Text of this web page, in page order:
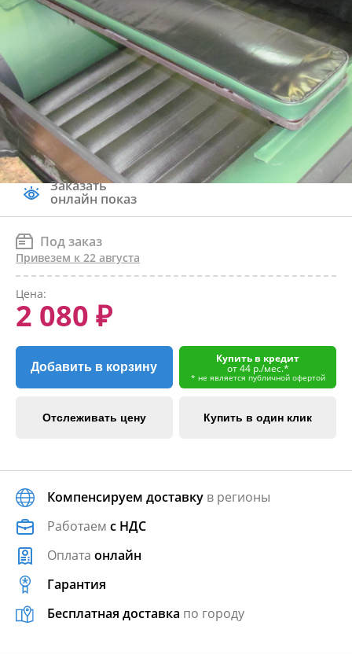
Заказать
онлайн показ
Под заказ
Привезем к 22 августа
Цена:
2 080 ₽
Добавить в корзину
Купить в кредит
от 44 р./мес.*
* не является публичной офертой
Отслеживать цену Купить в один клик
Компенсируем доставку в регионы
Работаем с НДС
Оплата онлайн
Гарантия
Бесплатная доставка по городу